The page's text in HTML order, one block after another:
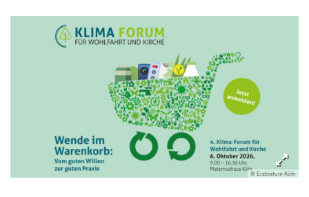
© Erzbistum Köln